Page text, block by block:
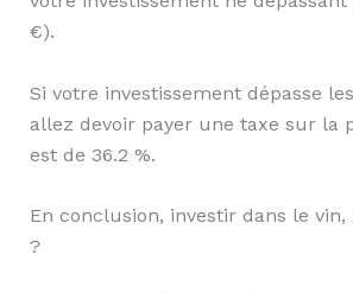
€).
Si votre investissement dépasse
allez devoir payer une taxe sur la
est de 36.2 %.
En conclusion, investir dans le vin,
?